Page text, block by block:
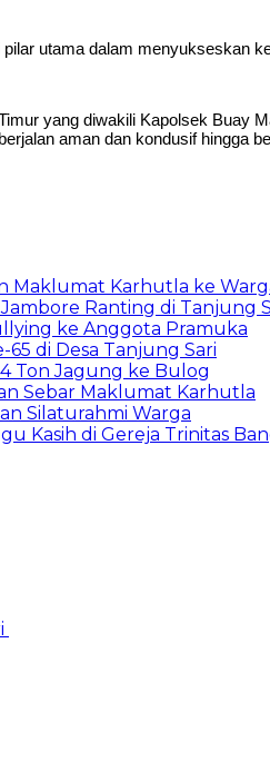
utama dalam menyukseskan
yang diwakili Kapolsek Buay
aman dan kondusif hingga
Maklumat Karhutla ke
Ranting di Tanjung
ke Anggota Pramuka
di Desa Tanjung Sari
Ton Jagung ke Bulog
Sebar Maklumat Karhutla
Silaturahmi Warga
Kasih di Gereja Trinitas